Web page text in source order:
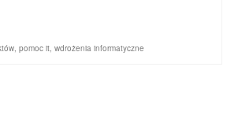
, pomoc it, wdrożenia informatyczne